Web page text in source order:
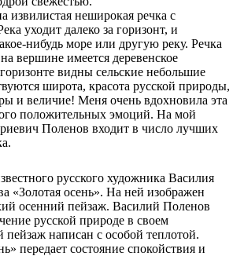
извилистая неширокая речка с
уходит далеко за горизонт, и
нибудь море или другую реку. Речка
вершине имеется деревенское
видны сельские небольшие
широта, красота русской природы,
и величие! Меня очень вдохновила эта
положительных эмоций. На мой
Поленов входит в число лучших
русского художника Василия
«Золотая осень». На ней изображен
осенний пейзаж. Василий Поленов
русской природе в своем
пейзаж написан с особой теплотой.
передает состояние спокойствия и